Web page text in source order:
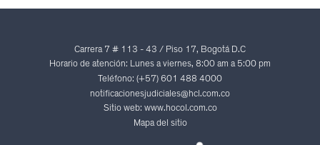
Carrera 7 # 113 - 43 / Piso 17, Bogotá D.C
Horario de atención: Lunes a viernes, 8:00 am a 5:00 pm
Teléfono: (+57) 601 488 4000
notificacionesjudiciales@hcl.com.co
Sitio web: www.hocol.com.co
Mapa del sitio